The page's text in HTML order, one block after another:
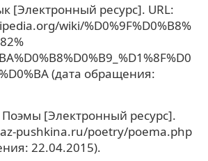
[Электронный ресурс]. URL:
wiki/%D0%9F%D0%B8%
(дата обращения:
[Электронный ресурс].
pushkina.ru/poetry/poema.php
22.04.2015).